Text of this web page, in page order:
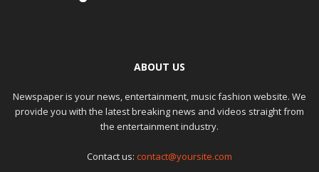
ABOUT US
Newspaper is your news, entertainment, music fashion website. We
provide you with the latest breaking news and videos straight from
the entertainment industry.
Contact us: contact@yoursite.com